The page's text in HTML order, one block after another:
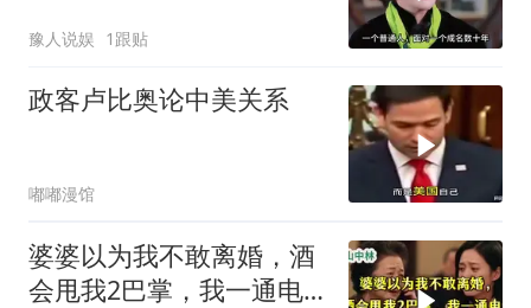
豫人说娱 1跟贴
政客卢比奥论中美关系
嘟嘟漫馆
婆婆以为我不敢离婚，酒
会甩我2巴掌，我一通电